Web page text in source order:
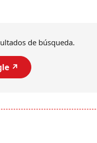
de búsqueda.
↗️
de Japón, provocando